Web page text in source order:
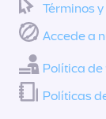
Términos
Accede a
Política
Políticas